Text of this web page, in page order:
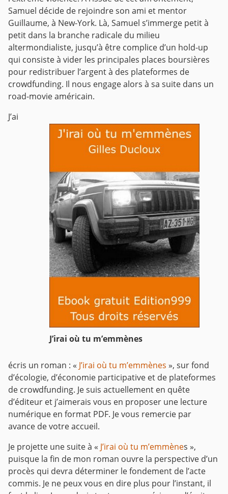
Samuel décide de rejoindre son ami et mentor
Guillaume, à New-York. Là, Samuel s’immerge petit à
petit dans la branche radicale du milieu
altermondialiste, jusqu’à être complice d’un hold-up
qui consiste à vider les principales places boursières
pour redistribuer l’argent à des plateformes de
crowdfunding. Il nous engage alors à sa suite dans un
road-movie américain.
J’irai où tu m’emmènes
J’ai
écris un roman : « J’irai où tu m’emmènes », sur fond
d’écologie, d’économie participative et de plateformes
de crowdfunding. Je suis actuellement en quête
d’éditeur et j’aimerais vous en proposer une lecture
numérique en format PDF. Je vous remercie par
avance de votre accueil.
Je projette une suite à « J’irai où tu m’emmènes »,
puisque la fin de mon roman ouvre la perspective d’un
procès qui devra déterminer le fondement de l’acte
commis. Je ne peux vous en dire plus pour l’instant, il